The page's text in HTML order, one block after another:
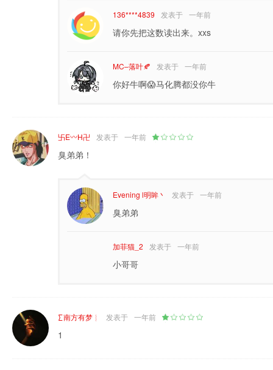
136****4839 发表于 一年前
请你先把这数读出来。xxs
MC–落叶🍂 发表于 一年前
你好牛啊😱马化腾都没你牛
卐E〰H卍 发表于 一年前
臭弟弟！
Evening l明眸丶 发表于 一年前
臭弟弟
加菲猫_2 发表于 一年前
小哥哥
∑南方有梦︴ 发表于 一年前
1